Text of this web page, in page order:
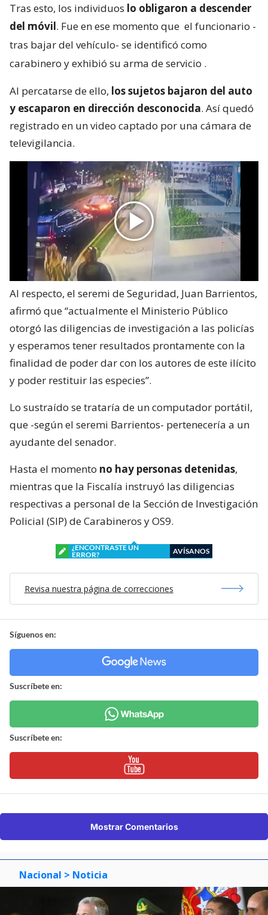
Tras esto, los individuos lo obligaron a descender
del móvil. Fue en ese momento que el funcionario -
tras bajar del vehículo- se identificó como
carabinero y exhibió su arma de servicio .
Al percatarse de ello, los sujetos bajaron del auto
y escaparon en dirección desconocida. Así quedó
registrado en un video captado por una cámara de
televigilancia.
Al respecto, el seremi de Seguridad, Juan Barrientos,
afirmó que “actualmente el Ministerio Público
otorgó las diligencias de investigación a las policías
y esperamos tener resultados prontamente con la
finalidad de poder dar con los autores de este ilícito
y poder restituir las especies”.
Lo sustraído se trataría de un computador portátil,
que -según el seremi Barrientos- pertenecería a un
ayudante del senador.
Hasta el momento no hay personas detenidas,
mientras que la Fiscalía instruyó las diligencias
respectivas a personal de la Sección de Investigación
Policial (SIP) de Carabineros y OS9.
¿ENCONTRASTE UN
ERROR?
AVÍSANOS
Revisa nuestra página de correcciones
Síguenos en:
Suscríbete en:
Suscríbete en:
Mostrar Comentarios
Nacional > Noticia